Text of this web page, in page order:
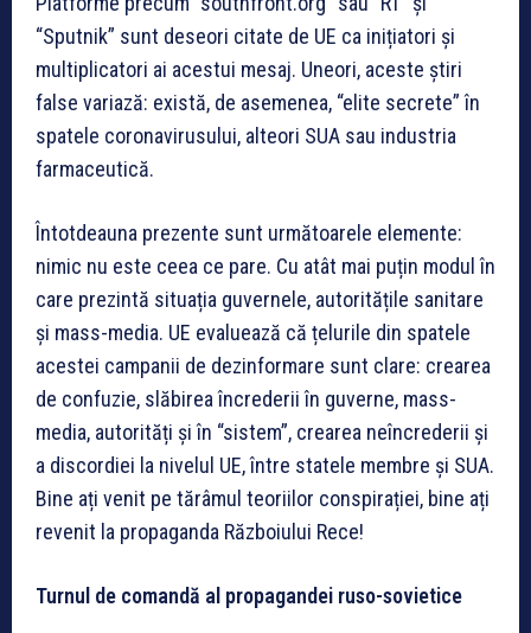
“Sputnik” sunt deseori citate de UE ca inițiatori și
multiplicatori ai acestui mesaj. Uneori, aceste știri
false variază: există, de asemenea, “elite secrete” în
spatele coronavirusului, alteori SUA sau industria
farmaceutică.
Întotdeauna prezente sunt următoarele elemente:
nimic nu este ceea ce pare. Cu atât mai puțin modul în
care prezintă situația guvernele, autoritățile sanitare
și mass-media. UE evaluează că țelurile din spatele
acestei campanii de dezinformare sunt clare: crearea
de confuzie, slăbirea încrederii în guverne, mass-
media, autorități și în “sistem”, crearea neîncrederii și
a discordiei la nivelul UE, între statele membre și SUA.
Bine ați venit pe tărâmul teoriilor conspirației, bine ați
revenit la propaganda Războiului Rece!
Turnul de comandă al propagandei ruso-sovietice